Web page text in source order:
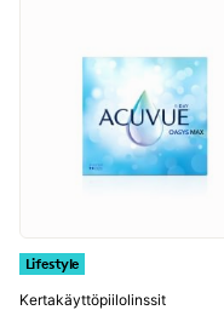
Lifestyle
Kertakäyttöpiilolinssit